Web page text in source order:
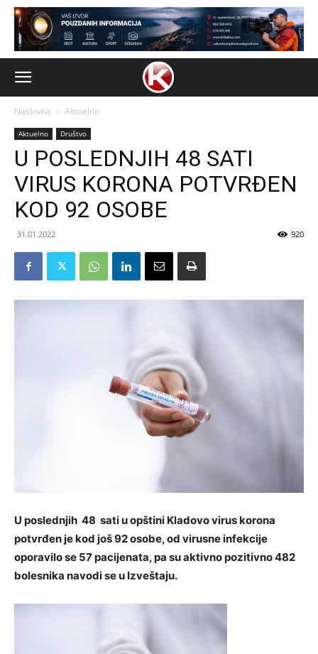
Naslovna Aktuelno
Aktuelno Društvo
U POSLEDNJIH 48 SATI
VIRUS KORONA POTVRĐEN
KOD 92 OSOBE
31.01.2022 920
U poslednjih 48 sati u opštini Kladovo virus korona
potvrđen je kod još 92 osobe, od virusne infekcije
oporavilo se 57 pacijenata, pa su aktivno pozitivno 482
bolesnika navodi se u Izveštaju.